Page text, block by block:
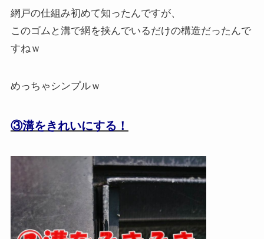
網戸の仕組み初めて知ったんですが、
このゴムと溝で網を挟んでいるだけの構造だったんで
すねｗ
めっちゃシンプルｗ
③溝をきれいにする！